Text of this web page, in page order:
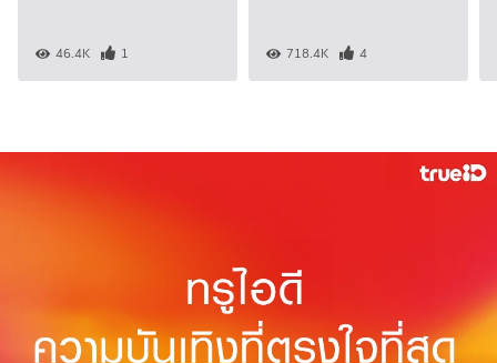
46.4K 1 718.4K 4